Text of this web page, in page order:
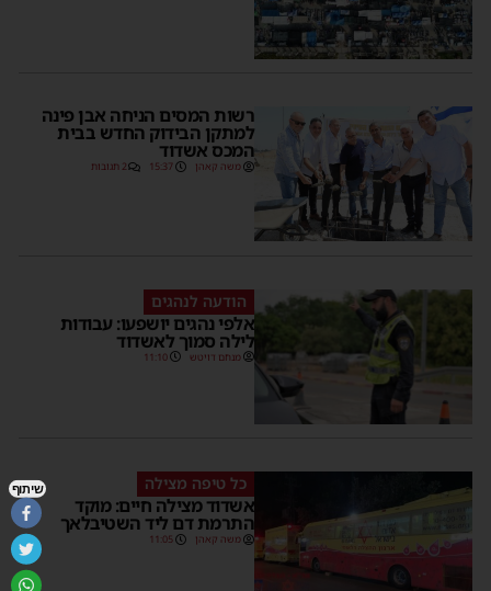
רשות המסים הניחה אבן פינה
למתקן הבידוק החדש בבית
המכס אשדוד
משה קאהן 15:37 2 תגובות
הודעה לנהגים
אלפי נהגים יושפעו: עבודות
לילה סמוך לאשדוד
מנחם דויטש 11:10
כל טיפה מצילה
אשדוד מצילה חיים: מוקד
התרמת דם ליד השטיבלאך
משה קאהן 11:05
שיתוף